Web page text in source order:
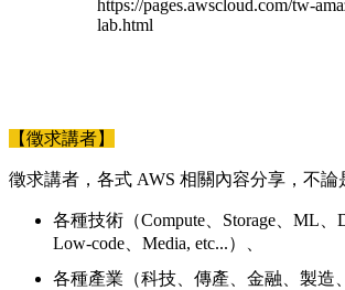
https://pages.awscloud.com/tw-
lab.html
【徵求講者】
徵求講者，各式 AWS 相關內容分享，不論
各種技術（Compute、Storage、ML、
Low-code、Media, etc...）、
各種產業（科技、傳產、金融、製造